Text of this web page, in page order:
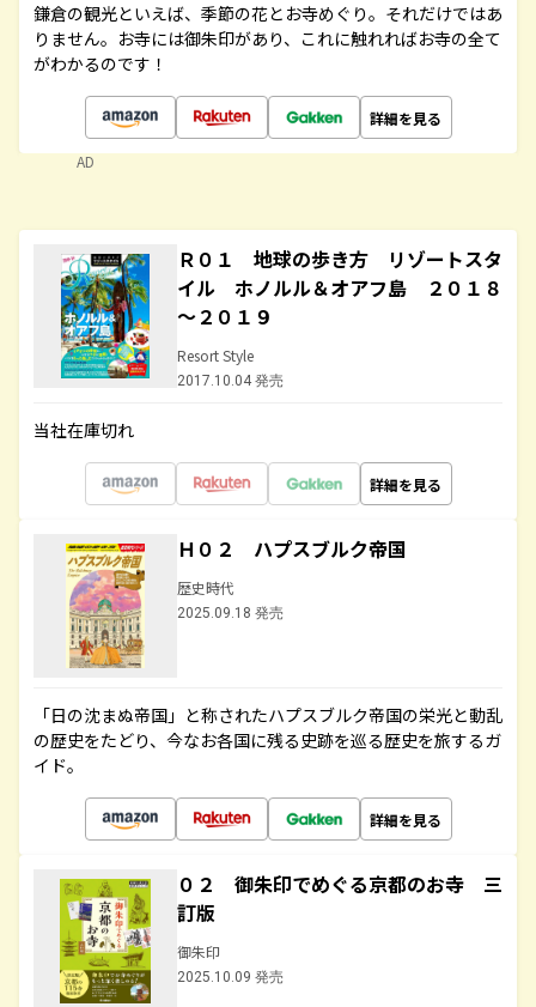
鎌倉の観光といえば、季節の花とお寺めぐり。それだけではあ
りません。お寺には御朱印があり、これに触れればお寺の全て
がわかるのです！
詳細を見る
AD
Ｒ０１ 地球の歩き方 リゾートスタ
イル ホノルル＆オアフ島 ２０１８
～２０１９
Resort Style
2017.10.04 発売
当社在庫切れ
詳細を見る
Ｈ０２ ハプスブルク帝国
歴史時代
2025.09.18 発売
「日の沈まぬ帝国」と称されたハプスブルク帝国の栄光と動乱
の歴史をたどり、今なお各国に残る史跡を巡る歴史を旅するガ
イド。
詳細を見る
０２ 御朱印でめぐる京都のお寺 三
訂版
御朱印
2025.10.09 発売